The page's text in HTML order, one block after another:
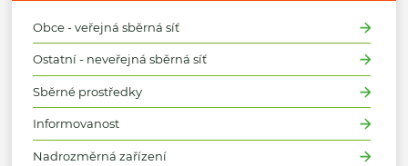
Obce - veřejná sběrná síť
Ostatní - neveřejná sběrná síť
Sběrné prostředky
Informovanost
Nadrozměrná zařízení